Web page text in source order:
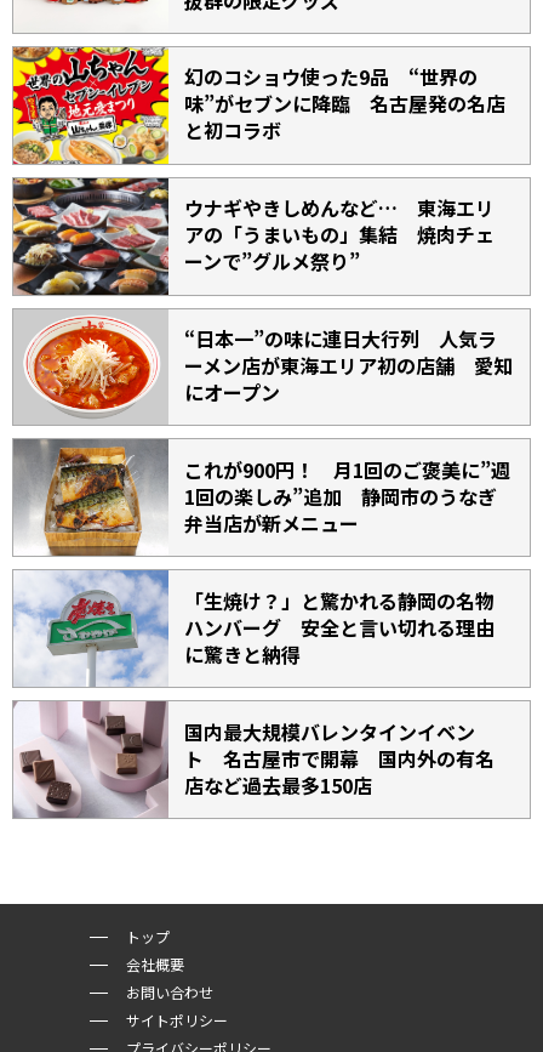
幻のコショウ使った9品 “世界の
味”がセブンに降臨 名古屋発の名店
と初コラボ
ウナギやきしめんなど… 東海エリ
アの「うまいもの」集結 焼肉チェ
ーンで”グルメ祭り”
“日本一”の味に連日大行列 人気ラ
ーメン店が東海エリア初の店舗 愛知
にオープン
これが900円！ 月1回のご褒美に”週
1回の楽しみ”追加 静岡市のうなぎ
弁当店が新メニュー
「生焼け？」と驚かれる静岡の名物
ハンバーグ 安全と言い切れる理由
に驚きと納得
国内最大規模バレンタインイベン
ト 名古屋市で開幕 国内外の有名
店など過去最多150店
トップ
会社概要
お問い合わせ
サイトポリシー